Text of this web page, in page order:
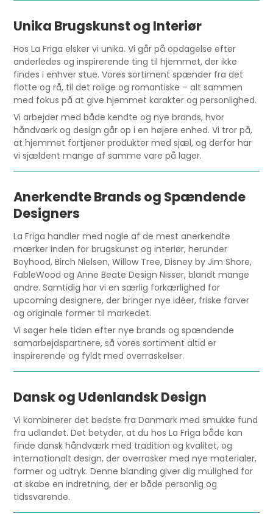
Unika Brugskunst og Interiør
Hos La Friga elsker vi unika. Vi går på opdagelse efter
anderledes og inspirerende ting til hjemmet, der ikke
findes i enhver stue. Vores sortiment spænder fra det
flotte og rå, til det rolige og romantiske – alt sammen
med fokus på at give hjemmet karakter og personlighed.
Vi arbejder med både kendte og nye brands, hvor
håndværk og design går op i en højere enhed. Vi tror på,
at hjemmet fortjener produkter med sjæl, og derfor har
vi sjældent mange af samme vare på lager.
Anerkendte Brands og Spændende
Designers
La Friga handler med nogle af de mest anerkendte
mærker inden for brugskunst og interiør, herunder
Boyhood, Birch Nielsen, Willow Tree, Disney by Jim Shore,
FableWood og Anne Beate Design Nisser, blandt mange
andre. Samtidig har vi en særlig forkærlighed for
upcoming designere, der bringer nye idéer, friske farver
og originale former til markedet.
Vi søger hele tiden efter nye brands og spændende
samarbejdspartnere, så vores sortiment altid er
inspirerende og fyldt med overraskelser.
Dansk og Udenlandsk Design
Vi kombinerer det bedste fra Danmark med smukke fund
fra udlandet. Det betyder, at du hos La Friga både kan
finde dansk håndværk med tradition og kvalitet, og
internationalt design, der overrasker med nye materialer,
former og udtryk. Denne blanding giver dig mulighed for
at skabe en indretning, der er både personlig og
tidssvarende.